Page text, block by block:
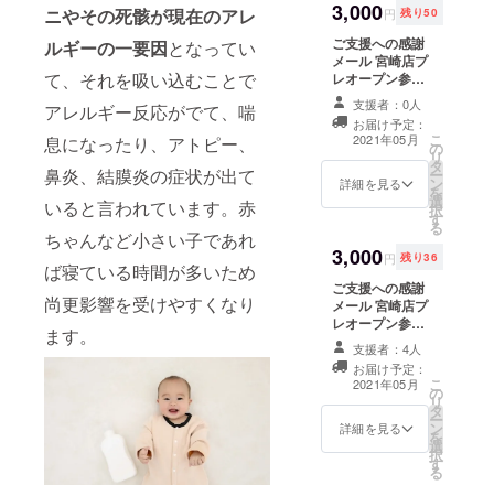
ニやその死骸が現在のアレ
ルギーの一要因となってい
て、それを吸い込むことで
アレルギー反応がでて、喘
息になったり、アトピー、
鼻炎、結膜炎の症状が出て
いると言われています。赤
ちゃんなど小さい子であれ
ば寝ている時間が多いため
尚更影響を受けやすくなり
ます。
す。ご
了承く
ださ
い。
3,000円 残り50
ご支援への感謝
メール 宮崎店プ
レオープン参加
プレオープンの
際にご入場とコ
インランドリー
のご利用が可能
です。 オープン
当日は混雑が予
招待させていた
だきます。混雑
の無いより快適
なご利用が出来
るようにご案内
させていただき
ます。
支援者：0人
お届け予定：
2021年05月
詳細を見る
こ
の
リ
タ
ー
ン
を
選
択
す
る
3,000円 残り36
ご支援への感謝
メール 宮崎店プ
レオープン参加
プレオープンの
際にご入場とコ
インランドリー
のご利用が可能
です。 オープン
当日は混雑が予
支援者：4人
お届け予定：
2021年05月
詳細を見る
こ
の
リ
タ
ー
ン
を
選
択
す
る